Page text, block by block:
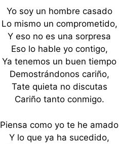
Yo soy un hombre casado
Lo mismo un comprometido,
Y eso no es una sorpresa
Eso lo hable yo contigo,
Ya tenemos un buen tiempo
Demostrándonos cariño,
Tate quieta no discutas
Cariño tanto conmigo.
Piensa como yo te he amado
Y lo que ya ha sucedido,